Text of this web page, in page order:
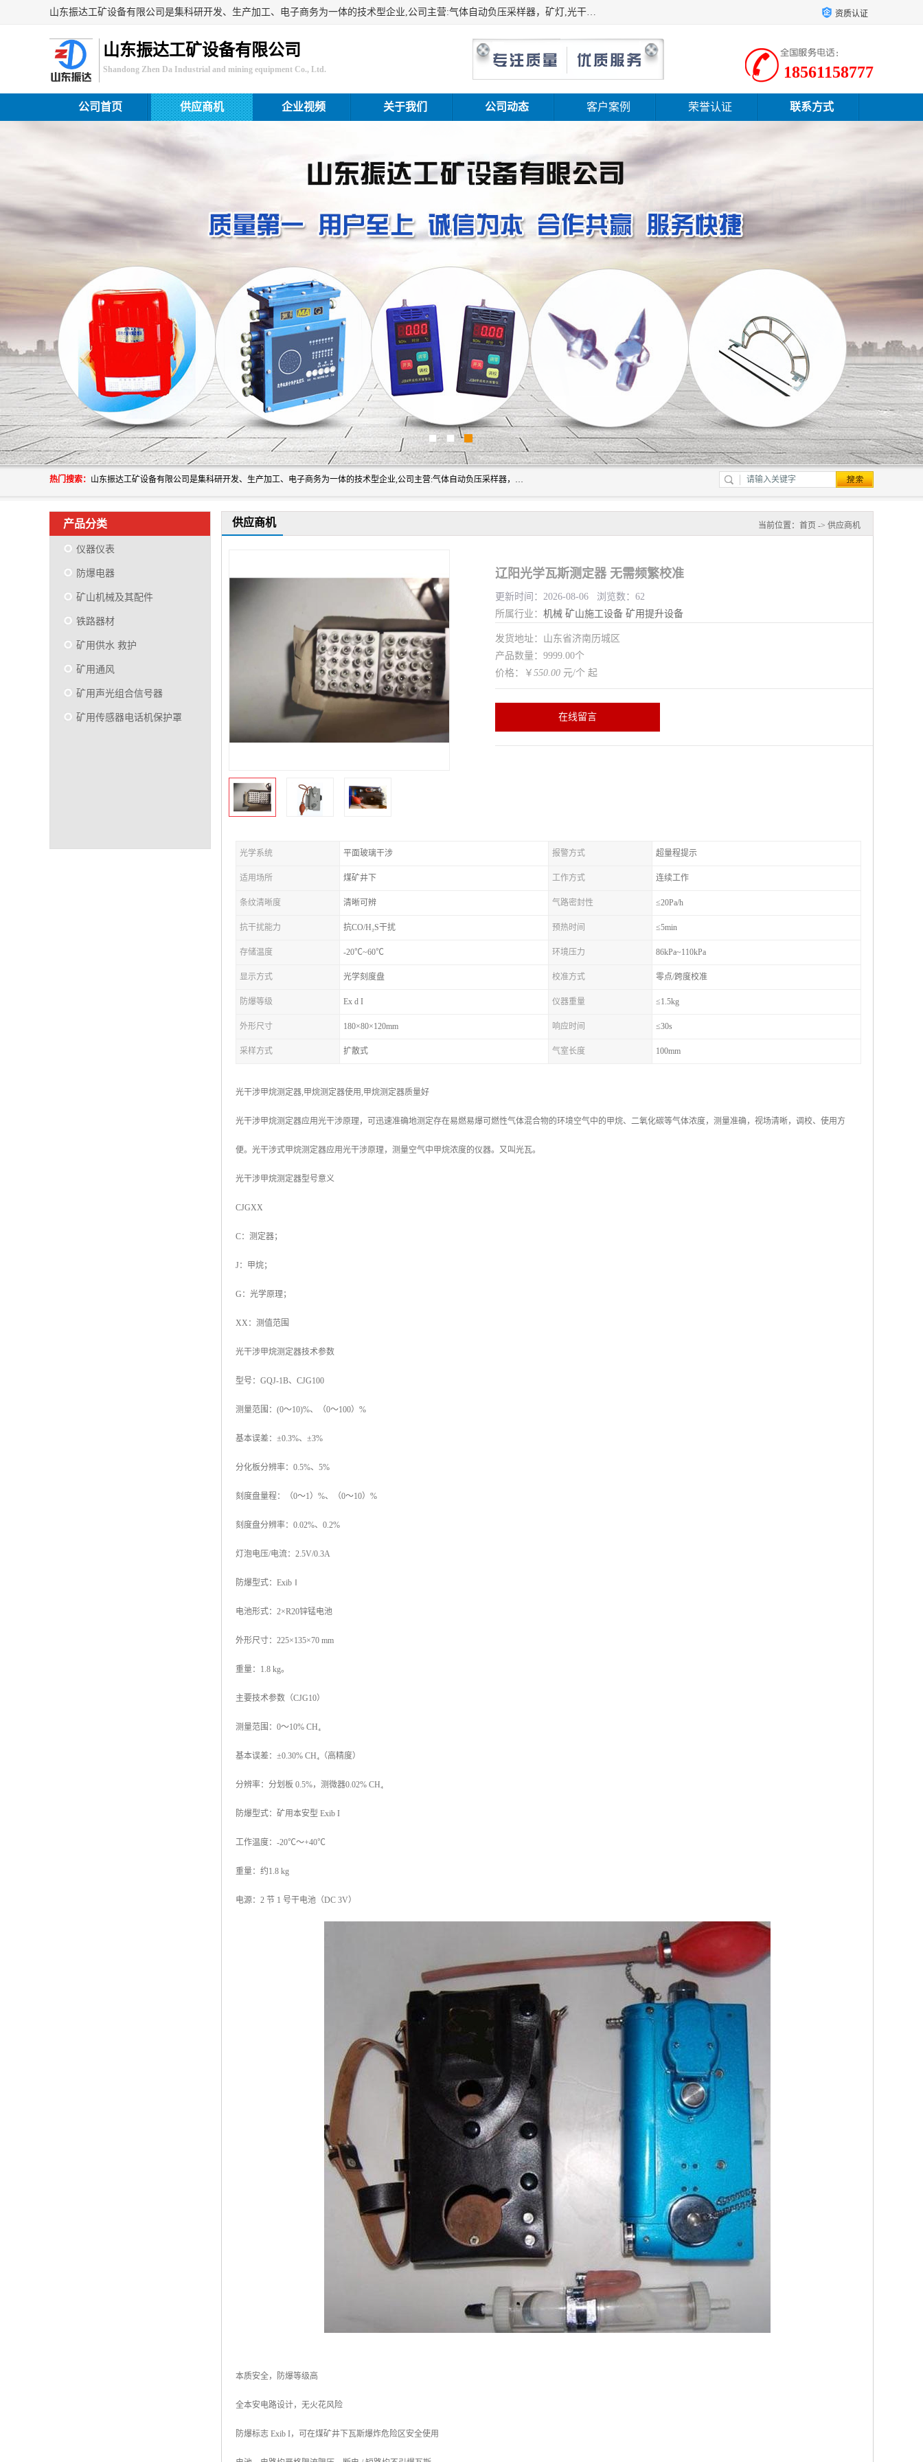
山东振达工矿设备有限公司是集科研开发、生产加工、电子商务为一体的技术型企业,公司主营:气体自动负压采样器，矿灯,光干涉甲烷测定器及其校验仪,甲烷报警仪及其校验装置,甲烷传感器校验装置,粉尘校验装置,煤尘爆炸校验装置,高压水表,三点测径规,圆型规,钢规磨耗仪,第四种检查器,内距尺,轮径尺,样板等铁路配件仪表,矿用设备等产品. 资质认证
山东振达工矿设备有限公司
Shandong Zhen Da Industrial and mining equipment Co., Ltd. 18561158777
公司首页 供应商机 企业视频 关于我们 公司动态 客户案例 荣誉认证 联系方式
热门搜索： 山东振达工矿设备有限公司是集科研开发、生产加工、电子商务为一体的技术型企业,公司主营:气体自动负压采样器，矿灯,光干涉甲烷测定器及其校验仪,甲烷报警仪及其校验装置,甲烷传感器校验装置,粉尘校验装置,煤尘爆炸校验装置,高压水表,三点测径规,圆型规,钢规磨耗仪,第四种检查器,内距尺,轮径尺,样板等铁路配件仪表,矿用设备等产品.
产品分类
仪器仪表
防爆电器
矿山机械及其配件
铁路器材
矿用供水 救护
矿用通风
矿用声光组合信号器
矿用传感器电话机保护罩
供应商机 当前位置： 首页 -> 供应商机
辽阳光学瓦斯测定器 无需频繁校准
更新时间：2026-08-06 浏览数：62
所属行业： 机械 矿山施工设备 矿用提升设备
发货地址：山东省济南历城区
产品数量：9999.00个
价格：￥ 550.00 元/个 起
在线留言
光学系统 平面玻璃干涉 报警方式 超量程提示
适用场所 煤矿井下 工作方式 连续工作
条纹清晰度 清晰可辨 气路密封性 ≤20Pa/h
抗干扰能力 抗CO/H₂S干扰 预热时间 ≤5min
存储温度 -20℃~60℃ 环境压力 86kPa~110kPa
显示方式 光学刻度盘 校准方式 零点/跨度校准
防爆等级 Ex d I 仪器重量 ≤1.5kg
外形尺寸 180×80×120mm 响应时间 ≤30s
采样方式 扩散式 气室长度 100mm
光干涉甲烷测定器,甲烷测定器使用,甲烷测定器质量好
光干涉甲烷测定器应用光干涉原理，可迅速准确地测定存在易燃易爆可燃性气体混合物的环境空气中的甲烷、二氧化碳等气体浓度，测量准确，视场清晰，调校、使用方
便。光干涉式甲烷测定器应用光干涉原理，测量空气中甲烷浓度的仪器。又叫光瓦。
光干涉甲烷测定器型号意义
CJGXX
C：测定器；
J：甲烷；
G：光学原理；
XX：测值范围
光干涉甲烷测定器技术参数
型号：GQJ-1B、CJG100
测量范围：(0～10)%、（0～100）%
基本误差：±0.3%、±3%
分化板分辨率：0.5%、5%
刻度盘量程：（0～1）%、（0～10）%
刻度盘分辨率：0.02%、0.2%
灯泡电压/电流：2.5V/0.3A
防爆型式：ExibⅠ
电池形式：2×R20锌锰电池
外形尺寸：225×135×70 mm
重量：1.8 kg。
主要技术参数（CJG10）
测量范围：0～10% CH₄
基本误差：±0.30% CH₄（高精度）
分辨率：分划板 0.5%，测微器0.02% CH₄
防爆型式：矿用本安型 Exib I
工作温度：-20℃～+40℃
重量：约1.8 kg
电源：2 节 1 号干电池（DC 3V）
本质安全，防爆等级高
全本安电路设计，无火花风险
防爆标志 Exib I，可在煤矿井下瓦斯爆炸危险区安全使用